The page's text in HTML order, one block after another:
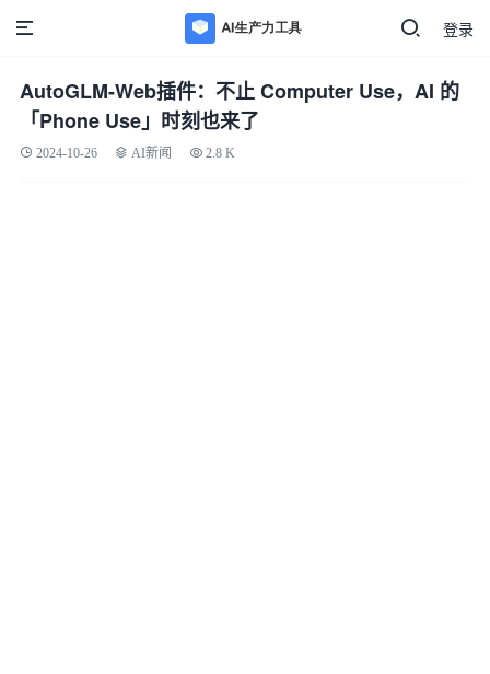
登录
AutoGLM-Web插件：不止 Computer Use，AI 的
「Phone Use」时刻也来了
2024-10-26 AI新闻 2.8 K